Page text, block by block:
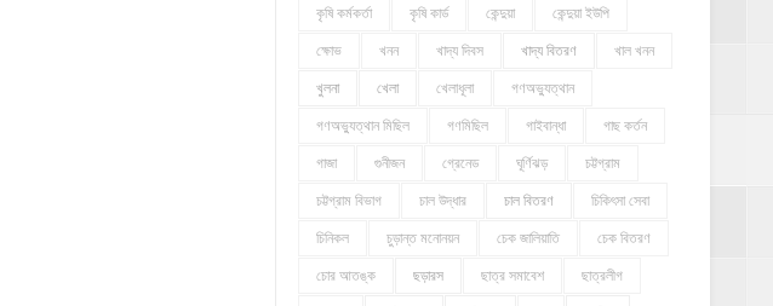
কৃষি কর্মকর্তা কৃষি কার্ড কেন্দুয়া কেন্দুয়া ইউপি
ক্ষোভ খনন খাদ্য দিবস খাদ্য বিতরণ খাল খনন
খুলনা খেলা খেলাধূলা গণঅভ্যুত্থান
গণঅভ্যুত্থান মিছিল গণমিছিল গাইবান্ধা গাছ কর্তন
গাজা গুনীজন গ্রেনেড ঘূর্ণিঝড় চট্টগ্রাম
চট্টগ্রাম বিভাগ চাল উদ্ধার চাল বিতরণ চিকিৎসা সেবা
চিনিকল চুড়ান্ত মনোনয়ন চেক জালিয়াতি চেক বিতরণ
চোর আতঙ্ক ছড়ারস ছাত্র সমাবেশ ছাত্রলীগ